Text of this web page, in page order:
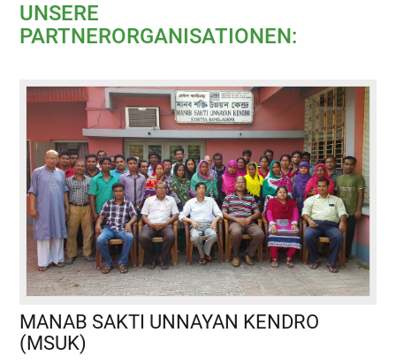
UNSERE
PARTNERORGANISATIONEN:
MANAB SAKTI UNNAYAN KENDRO
(MSUK)